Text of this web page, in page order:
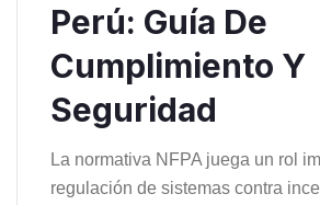
Perú: Guía De
Cumplimiento Y
Seguridad
La normativa NFPA juega un rol
regulación de sistemas contra